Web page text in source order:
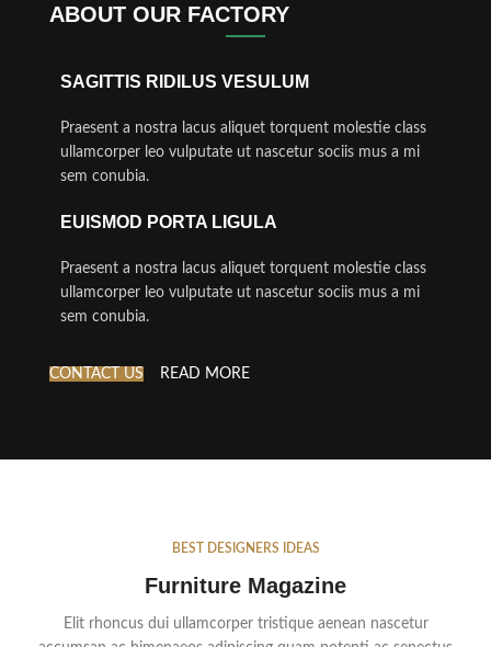
ABOUT OUR FACTORY
SAGITTIS RIDILUS VESULUM
Praesent a nostra lacus aliquet torquent molestie class
ullamcorper leo vulputate ut nascetur sociis mus a mi
sem conubia.
EUISMOD PORTA LIGULA
Praesent a nostra lacus aliquet torquent molestie class
ullamcorper leo vulputate ut nascetur sociis mus a mi
sem conubia.
CONTACT US READ MORE
BEST DESIGNERS IDEAS
Furniture Magazine
Elit rhoncus dui ullamcorper tristique aenean nascetur